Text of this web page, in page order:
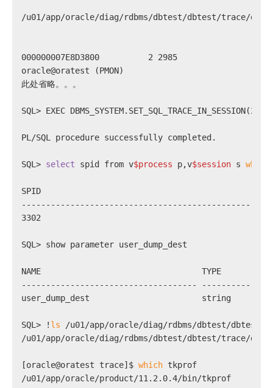
/u01/app/oracle/diag/rdbms/dbtest/dbtest/trace/
oracle@oratest (PMON)
此处省略。。。
SQL> EXEC
PL/SQL procedure successfully completed.
SQL> select spid from v$process p,v$session s where
SPID
------------------------------------------------
3302
SQL> show parameter user_dump_dest
------------------------------------
SQL> ! ls /u01/app/oracle/diag/rdbms/dbtest/dbtest/
/u01/app/oracle/diag/rdbms/dbtest/dbtest/trace/
[oracle@oratest trace]$ which tkprof
/u01/app/oracle/product/11.2.0.4/bin/tkprof